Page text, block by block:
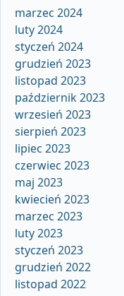
marzec 2024
luty 2024
styczeń 2024
grudzień 2023
listopad 2023
październik 2023
wrzesień 2023
sierpień 2023
lipiec 2023
czerwiec 2023
maj 2023
kwiecień 2023
marzec 2023
luty 2023
styczeń 2023
grudzień 2022
listopad 2022